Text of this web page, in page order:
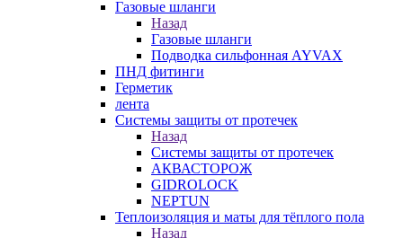
Газовые шланги
Назад
Газовые шланги
Подводка сильфонная AYVAX
ПНД фитинги
Герметик
лента
Системы защиты от протечек
Назад
Системы защиты от протечек
АКВАСТОРОЖ
GIDROLOCK
NEPTUN
Теплоизоляция и маты для тёплого пола
Назад